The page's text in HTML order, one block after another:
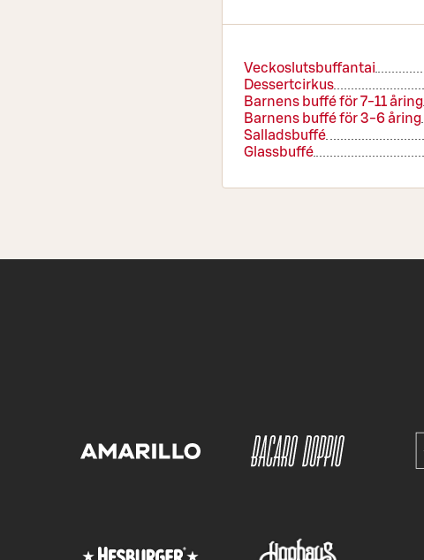
Veckoslutsbuffantai
Dessertcirkus
Barnens buffé för 7-11 åring
Barnens buffé för 3-6 åring
Salladsbuffé
Glassbuffé